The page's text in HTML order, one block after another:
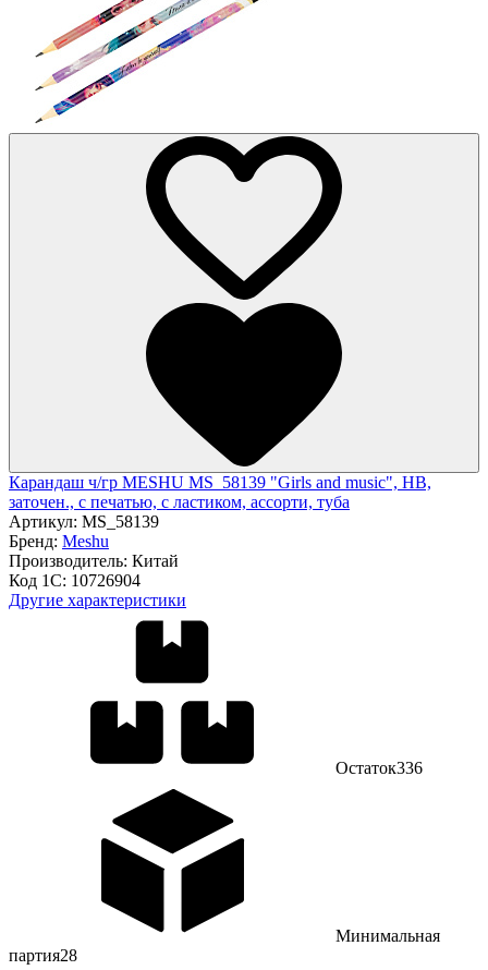
Карандаш ч/гр MESHU MS_58139 "Girls and music", HB,
заточен., с печатью, с ластиком, ассорти, туба
Артикул: MS_58139
Бренд: Meshu
Производитель: Китай
Код 1С: 10726904
Другие характеристики
Остаток336
Минимальная
партия28